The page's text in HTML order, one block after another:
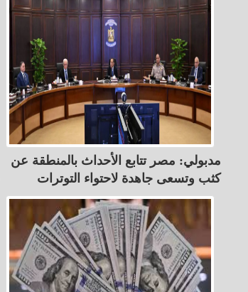
مدبولي: مصر تتابع الأحداث بالمنطقة عن
كثب وتسعى جاهدة لاحتواء التوترات